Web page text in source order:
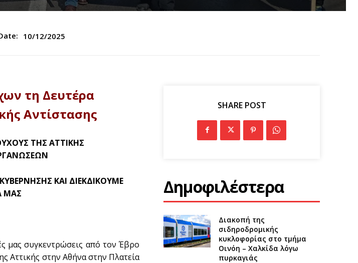
10/12/2025
τη Δευτέρα
Αντίστασης
ΤΗΣ ΑΤΤΙΚΗΣ
ΚΑΙ ΔΙΕΚΔΙΚΟΥΜΕ
ΜΑΣ
μας συγκεντρώσεις από τον Έβρο
Αττικής στην Αθήνα στην Πλατεία
SHARE POST
Δημοφιλέστερα
Διακοπή της
σιδηροδρομικής
κυκλοφορίας στο τμήμα
Οινόη – Χαλκίδα λόγω
πυρκαγιάς